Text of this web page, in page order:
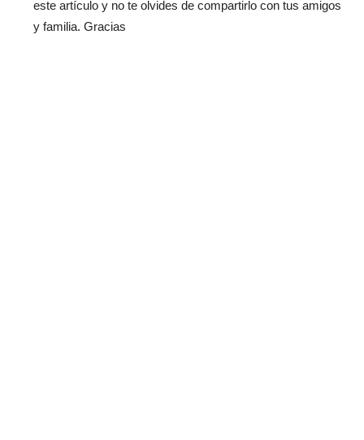
este artículo y no te olvides de compartirlo con tus amigos
y familia. Gracias